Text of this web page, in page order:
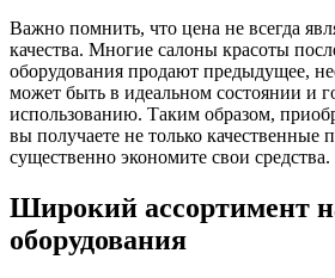
Важно помнить, что цена не всегда
качества. Многие салоны красоты
оборудования продают предыдущее,
может быть в идеальном состоянии и
использованию. Таким образом,
вы получаете не только качественные
существенно экономите свои средства.
Широкий ассортимент
оборудования